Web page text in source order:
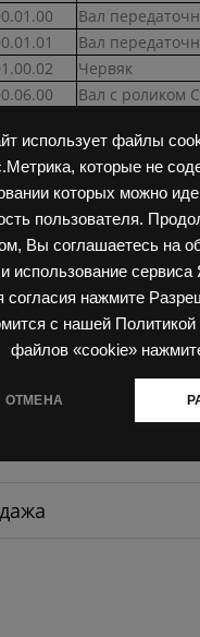
использует файлы
которые не
которых можно
пользователя.
Вы соглашаетесь на
использование
согласия нажмите
с нашей Политикой
файлов «cookie»
ОТМЕНА
Вал
Вал
Червяк
Вал с роликом
Крышка СБ
Подшипник
Винт
Крышка
Штифт
5Пр22х10
Гайка СБ
Пробка
Гайка
Шайба